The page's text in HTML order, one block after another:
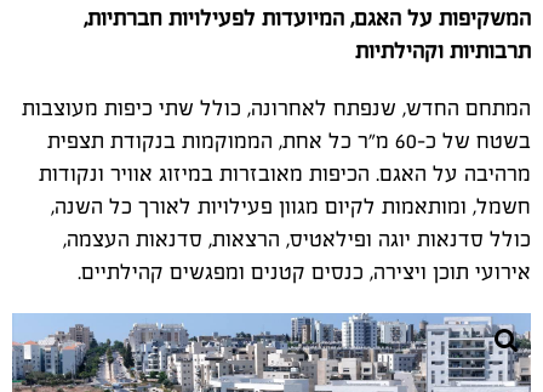
המשקיפות על האגם, המיועדות לפעילויות חברתיות,
תרבותיות וקהילתיות
המתחם החדש, שנפתח לאחרונה, כולל שתי כיפות מעוצבות
בשטח של כ-60 מ"ר כל אחת, הממוקמות בנקודת תצפית
מרהיבה על האגם. הכיפות מאובזרות במיזוג אוויר ונקודות
חשמל, ומותאמות לקיום מגוון פעילויות לאורך כל השנה,
כולל סדנאות יוגה ופילאטיס, הרצאות, סדנאות העצמה,
אירועי תוכן ויצירה, כנסים קטנים ומפגשים קהילתיים.